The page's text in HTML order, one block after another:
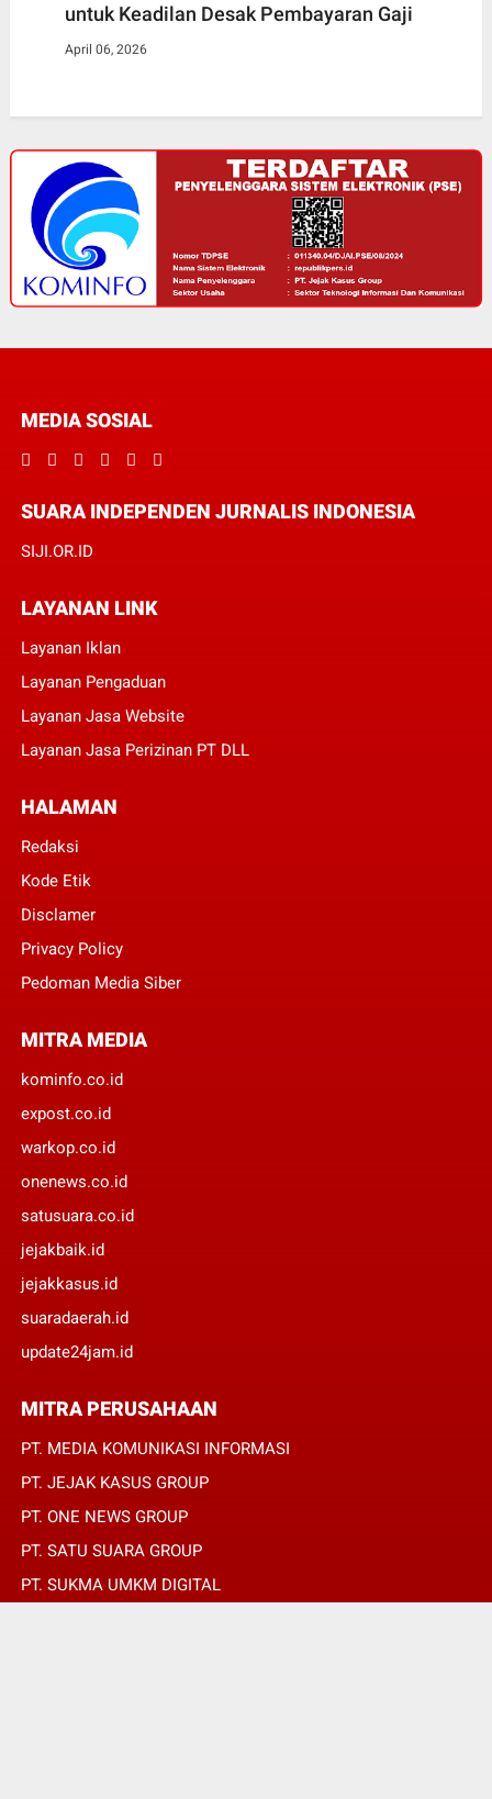
untuk Keadilan Desak Pembayaran Gaji
April 06, 2026
MEDIA SOSIAL
SUARA INDEPENDEN JURNALIS INDONESIA
SIJI.OR.ID
LAYANAN LINK
Layanan Iklan
Layanan Pengaduan
Layanan Jasa Website
Layanan Jasa Perizinan PT DLL
HALAMAN
Redaksi
Kode Etik
Disclamer
Privacy Policy
Pedoman Media Siber
MITRA MEDIA
kominfo.co.id
expost.co.id
warkop.co.id
onenews.co.id
satusuara.co.id
jejakbaik.id
jejakkasus.id
suaradaerah.id
update24jam.id
MITRA PERUSAHAAN
PT. MEDIA KOMUNIKASI INFORMASI
PT. JEJAK KASUS GROUP
PT. ONE NEWS GROUP
PT. SATU SUARA GROUP
PT. SUKMA UMKM DIGITAL